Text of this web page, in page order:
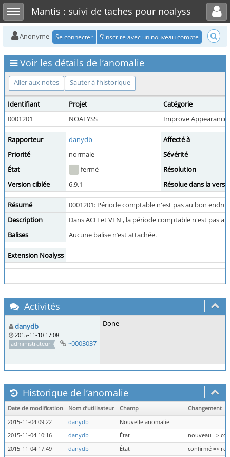
Toggle sidebarMantis : suivi de taches pour noalyss
Toggle user menu
Anonyme Se connecter S’inscrire avec un nouveau compte
Voir les détails de l’anomalie
Aller aux notes Sauter à l’historique
Identifiant Projet
Catégorie
0001201
NOALYSS Improve Appearance
Rapporteur danydb
Affecté à
Priorité
normale
Sévérité
État
fermé
Résolution
Version ciblée
6.9.1 Résolue dans la
Résumé
0001201: Période comptable n'est pas au bon
Description
Dans ACH et VEN , la période comptable n'est pas
Balises
Aucune balise n’est attachée.
Extension Noalyss
Activités
danydb
2015-11-10 17:08
administrateur
~0003037
Done
Historique de l’anomalie
Date de modification Nom d’utilisateur Champ
Changement
2015-11-04 09:22
danydb
Nouvelle anomalie
2015-11-04 10:16
danydb État
nouveau =>
2015-11-04 17:49
danydb État
confirmé =>